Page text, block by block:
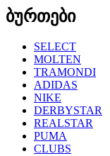
ბურთები
SELECT
MOLTEN
TRAMONDI
ADIDAS
NIKE
DERBYSTAR
REALSTAR
PUMA
CLUBS